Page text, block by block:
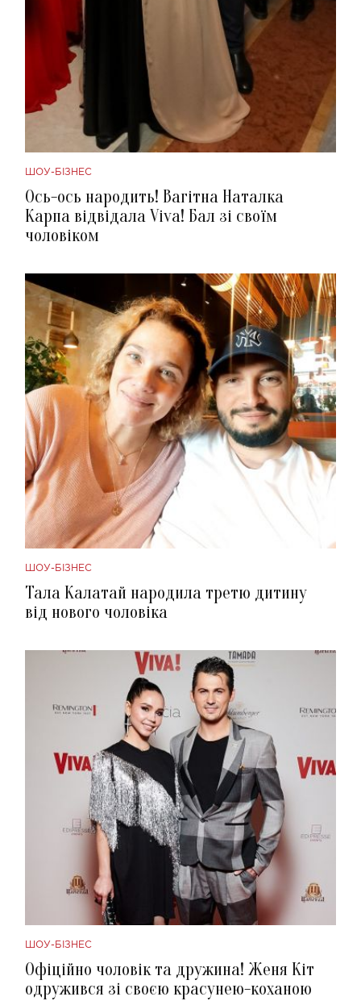
ШОУ-БІЗНЕС
Ось-ось народить! Вагітна Наталка
Карпа відвідала Viva! Бал зі своїм
чоловіком
ШОУ-БІЗНЕС
Тала Калатай народила третю дитину
від нового чоловіка
ШОУ-БІЗНЕС
Офіційно чоловік та дружина! Женя Кіт
одружився зі своєю красунею-коханою